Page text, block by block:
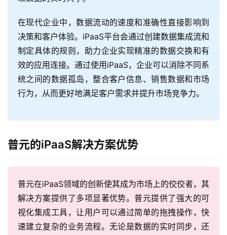
在现代企业中，数据流动的速度和准确性直接影响到
决策和客户体验。iPaaS平台会通过创建数据集成流和
制定具体的规则，助力企业实现精准的数据交换和有
效的应用连接。通过使用iPaaS，企业可以消除不同系
统之间的数据孤岛，整合客户信息、销售数据和市场
行为，从而更好地满足客户需求并提升市场竞争力。
普元的iPaaS解决方案优势
普元在iPaaS领域的创新使其成为市场上的佼佼者，其
解决方案提供了多项显著优势。普元提供了强大的可
视化集成工具，让用户可以通过简单的拖拽操作，快
速建立复杂的业务流程。无论是数据的实时同步，还